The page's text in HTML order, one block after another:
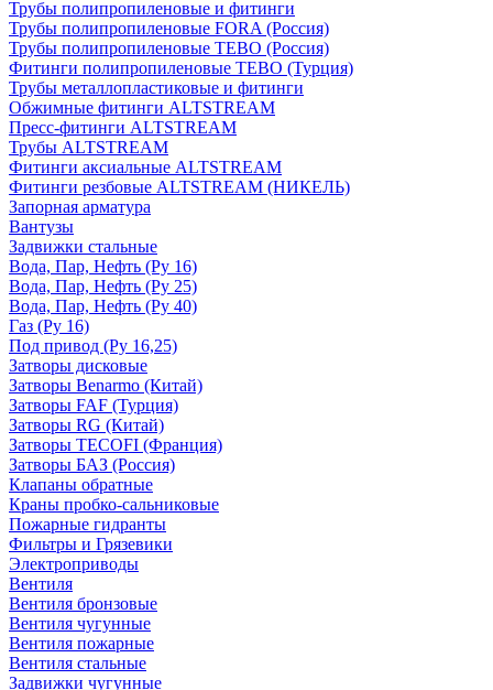
Трубы полипропиленовые и фитинги
Трубы полипропиленовые FORA (Россия)
Трубы полипропиленовые TEBO (Россия)
Фитинги полипропиленовые TEBO (Турция)
Трубы металлопластиковые и фитинги
Обжимные фитинги ALTSTREAM
Пресс-фитинги ALTSTREAM
Трубы ALTSTREAM
Фитинги аксиальные ALTSTREAM
Фитинги резбовые ALTSTREAM (НИКЕЛЬ)
Запорная арматура
Вантузы
Задвижки стальные
Вода, Пар, Нефть (Ру 16)
Вода, Пар, Нефть (Ру 25)
Вода, Пар, Нефть (Ру 40)
Газ (Ру 16)
Под привод (Ру 16,25)
Затворы дисковые
Затворы Benarmo (Китай)
Затворы FAF (Турция)
Затворы RG (Китай)
Затворы TECOFI (Франция)
Затворы БАЗ (Россия)
Клапаны обратные
Краны пробко-сальниковые
Пожарные гидранты
Фильтры и Грязевики
Электроприводы
Вентиля
Вентиля бронзовые
Вентиля чугунные
Вентиля пожарные
Вентиля стальные
Задвижки чугунные